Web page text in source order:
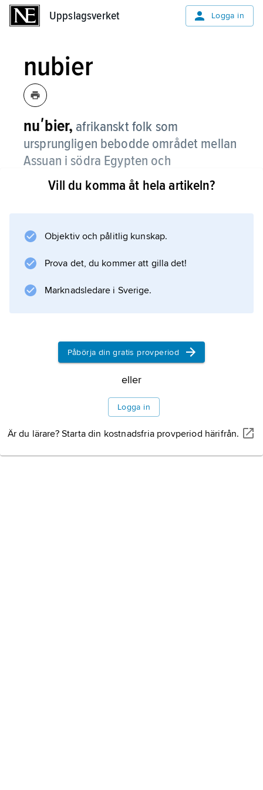
Uppslagsverket Logga in
nubier
nuʹbier, afrikanskt folk som
ursprungligen bebodde området mellan
Assuan i södra Egypten och
Dunqularegionen i norra Sudan.
till ett område norr om Assuan, medan de
till Khashim al-Ghurba nära gränsen till Eritrea.
Sammantaget uppgår nubierna till 1,2 miljoner,
varav 900 000 återfinns i Egypten.
Information om artikeln
Vill du komma åt hela artikeln?
Objektiv och pålitlig kunskap.
Prova det, du kommer att gilla det!
Marknadsledare i Sverige.
Påbörja din gratis provperiod
eller
Logga in
Är du lärare? Starta din kostnadsfria provperiod härifrån.